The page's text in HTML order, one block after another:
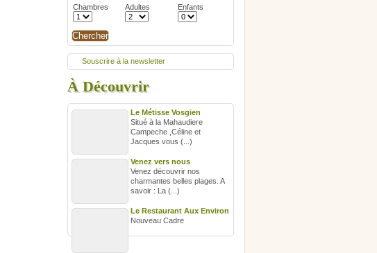
Chambres Adultes Enfants
Souscrire à la newsletter
À Découvrir
Le Métisse Vosgien
Situé à la Mahaudiere
Campeche ,Céline et
Jacques vous (...)
Venez vers nous
Venez découvrir nos
charmantes belles plages. A
savoir : La (...)
Le Restaurant Aux Environ
Nouveau Cadre